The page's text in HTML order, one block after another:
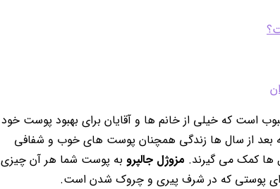
است که خیلی از خانم ها و آقایان برای بهبود پوست خود
بعد از سال ها زندگی همچنان پوست های خوب و شفافی
مزوژل جالپرو به پوست شما هر آن چیزی
پوستی که در شرف پیری و چروک شدن است.